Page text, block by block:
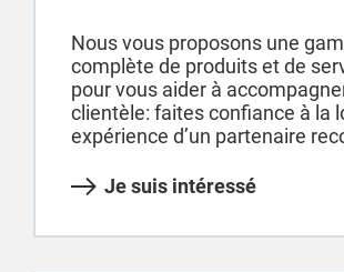
Nous vous proposons une
complète de produits et de
pour vous aider à
clientèle: faites confiance à la
expérience d’un partenaire
Je suis intéressé